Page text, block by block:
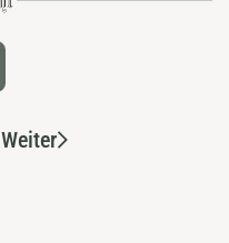
Weiter